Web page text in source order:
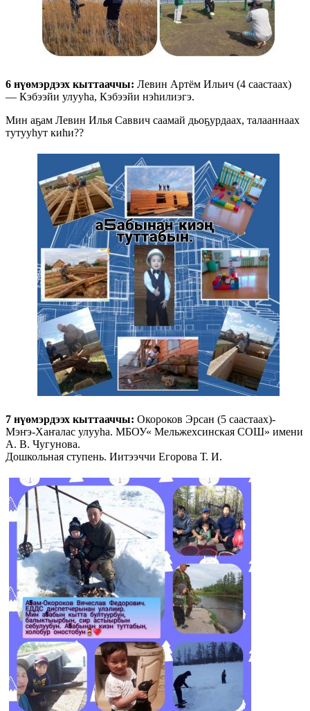
6 нүөмэрдээх кыттааччы: Левин Артём Ильич (4 саастаах)
— Кэбээйи улууһа, Кэбээйи нэһилиэгэ.
Мин аҕам Левин Илья Саввич саамай дьоҕурдаах, талааннаах
тутууһут киһи??
7 нүөмэрдээх кыттааччы: Окороков Эрсан (5 саастаах)-
Мэҥэ-Хаҥалас улууһа. МБОУ« Мельжехсинская СОШ» имени
А. В. Чугунова.
Дошкольная ступень. Иитээччи Егорова Т. И.